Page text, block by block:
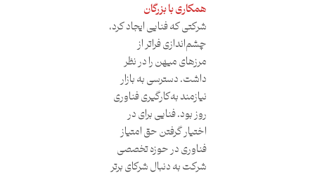
همکاری با بزرگان
شرکتی که فنایی ایجاد کرد،
چشم‌اندازی فراتر از
مرزهای میهن را در نظر
داشت. دسترسی به بازار
نیازمند به‌کارگیری فناوری
روز بود. فنایی برای در
اختیار گرفتن حق امتیاز
فناوری در حوزه تخصصی
شرکت به دنبال شرکای برتر